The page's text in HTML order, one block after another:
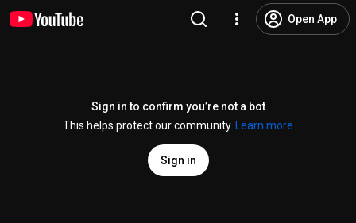
Open App
Sign in to confirm you’re not a bot
This helps protect our community.
Learn more
Sign in